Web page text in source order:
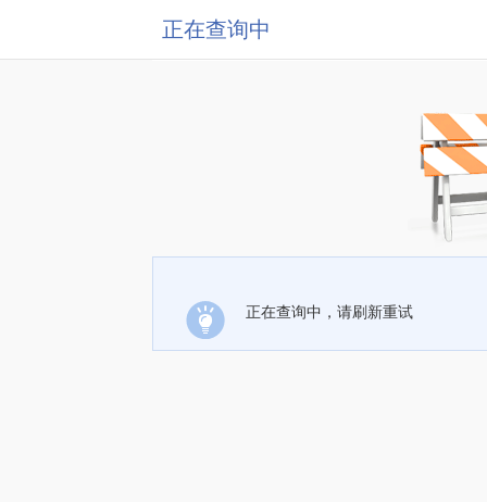
正在查询中
正在查询中，请刷新重试